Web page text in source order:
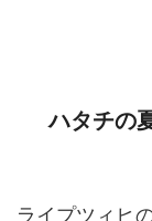
ハタチの
ライプツィヒ